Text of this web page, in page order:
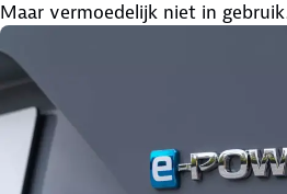
Maar vermoedelijk niet in